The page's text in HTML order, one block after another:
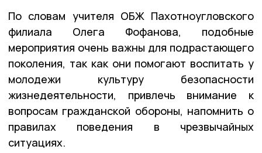
По словам учителя ОБЖ Пахотноугловского
филиала Олега Фофанова, подобные
мероприятия очень важны для подрастающего
поколения, так как они помогают воспитать у
молодежи культуру безопасности
жизнедеятельности, привлечь внимание к
вопросам гражданской обороны, напомнить о
правилах поведения в чрезвычайных
ситуациях.